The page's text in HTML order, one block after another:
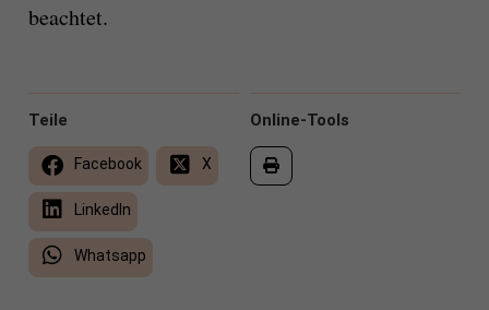
beachtet.
Online-Tools
Teile
Facebook X
LinkedIn
Whatsapp